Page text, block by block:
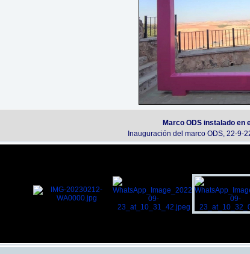
Marco ODS instalado en
Inauguración del marco ODS, 22-9-